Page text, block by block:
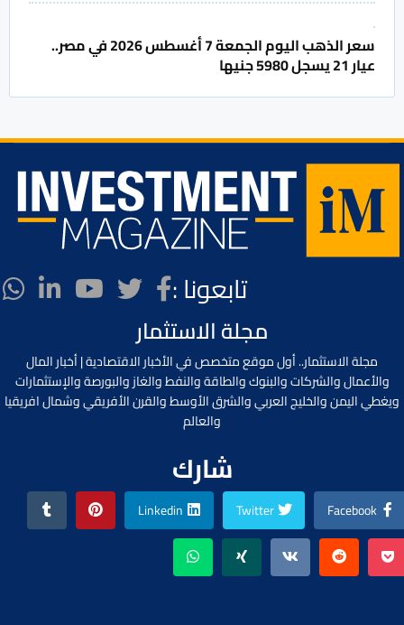
سعر الذهب اليوم الجمعة 7 أغسطس 2026 في مصر..
عيار 21 يسجل 5980 جنيها
تابعونا :
مجلة الاستثمار
مجلة الاستثمار.. أول موقع متخصص في الأخبار الاقتصادية | أخبار المال
والأعمال والشركات والبنوك والطاقة والنفط والغاز والبورصة والإستثمارات
ويغطي اليمن والخليج العربي والشرق الأوسط والقرن الأفريقي وشمال افريقيا
والعالم
شارك
Facebook
Twitter
Linkedin